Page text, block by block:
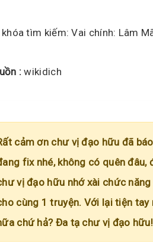
tìm kiếm: Vai chính: Lâm
:wikidich
cảm ơn chư vị đạo hữu đã
fix nhé, không có quên
vị đạo hữu nhớ xài chức
cùng 1 truyện. Với lại tiện
chứ hả? Đa tạ chư vị đạo